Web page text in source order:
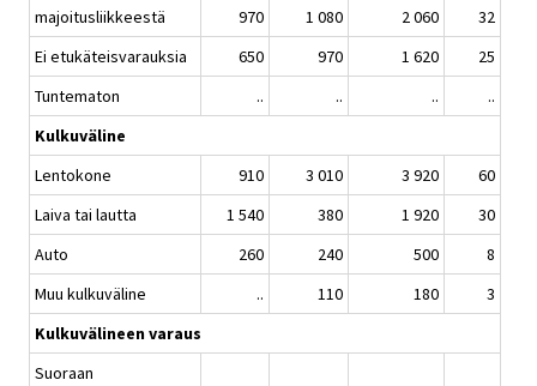
majoitusliikkeestä 970 1 080 2 060
32
Ei etukäteisvarauksia
650 970 1 620
25
Tuntematon
.. .. ..
..
Kulkuväline
Lentokone
910 3 010 3 920
60
Laiva tai lautta
1 540 380 1 920
30
Auto
260 240 500
8
Muu kulkuväline
.. 110 180
3
Kulkuvälineen varaus
Suoraan